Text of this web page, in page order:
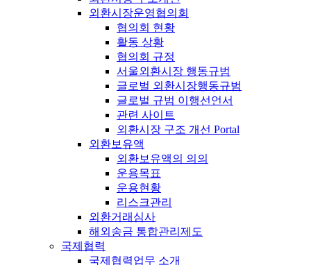
외환시장운영협의회
협의회 현황
활동 상황
협의회 규정
서울외환시장 행동규범
글로벌 외환시장행동규범
글로벌 규범 이행선언서
관련 사이트
외환시장 구조 개선 Portal
외환보유액
외환보유액의 의의
운용목표
운용현황
리스크관리
외환거래심사
해외송금 통합관리제도
국제협력
국제협력업무 소개